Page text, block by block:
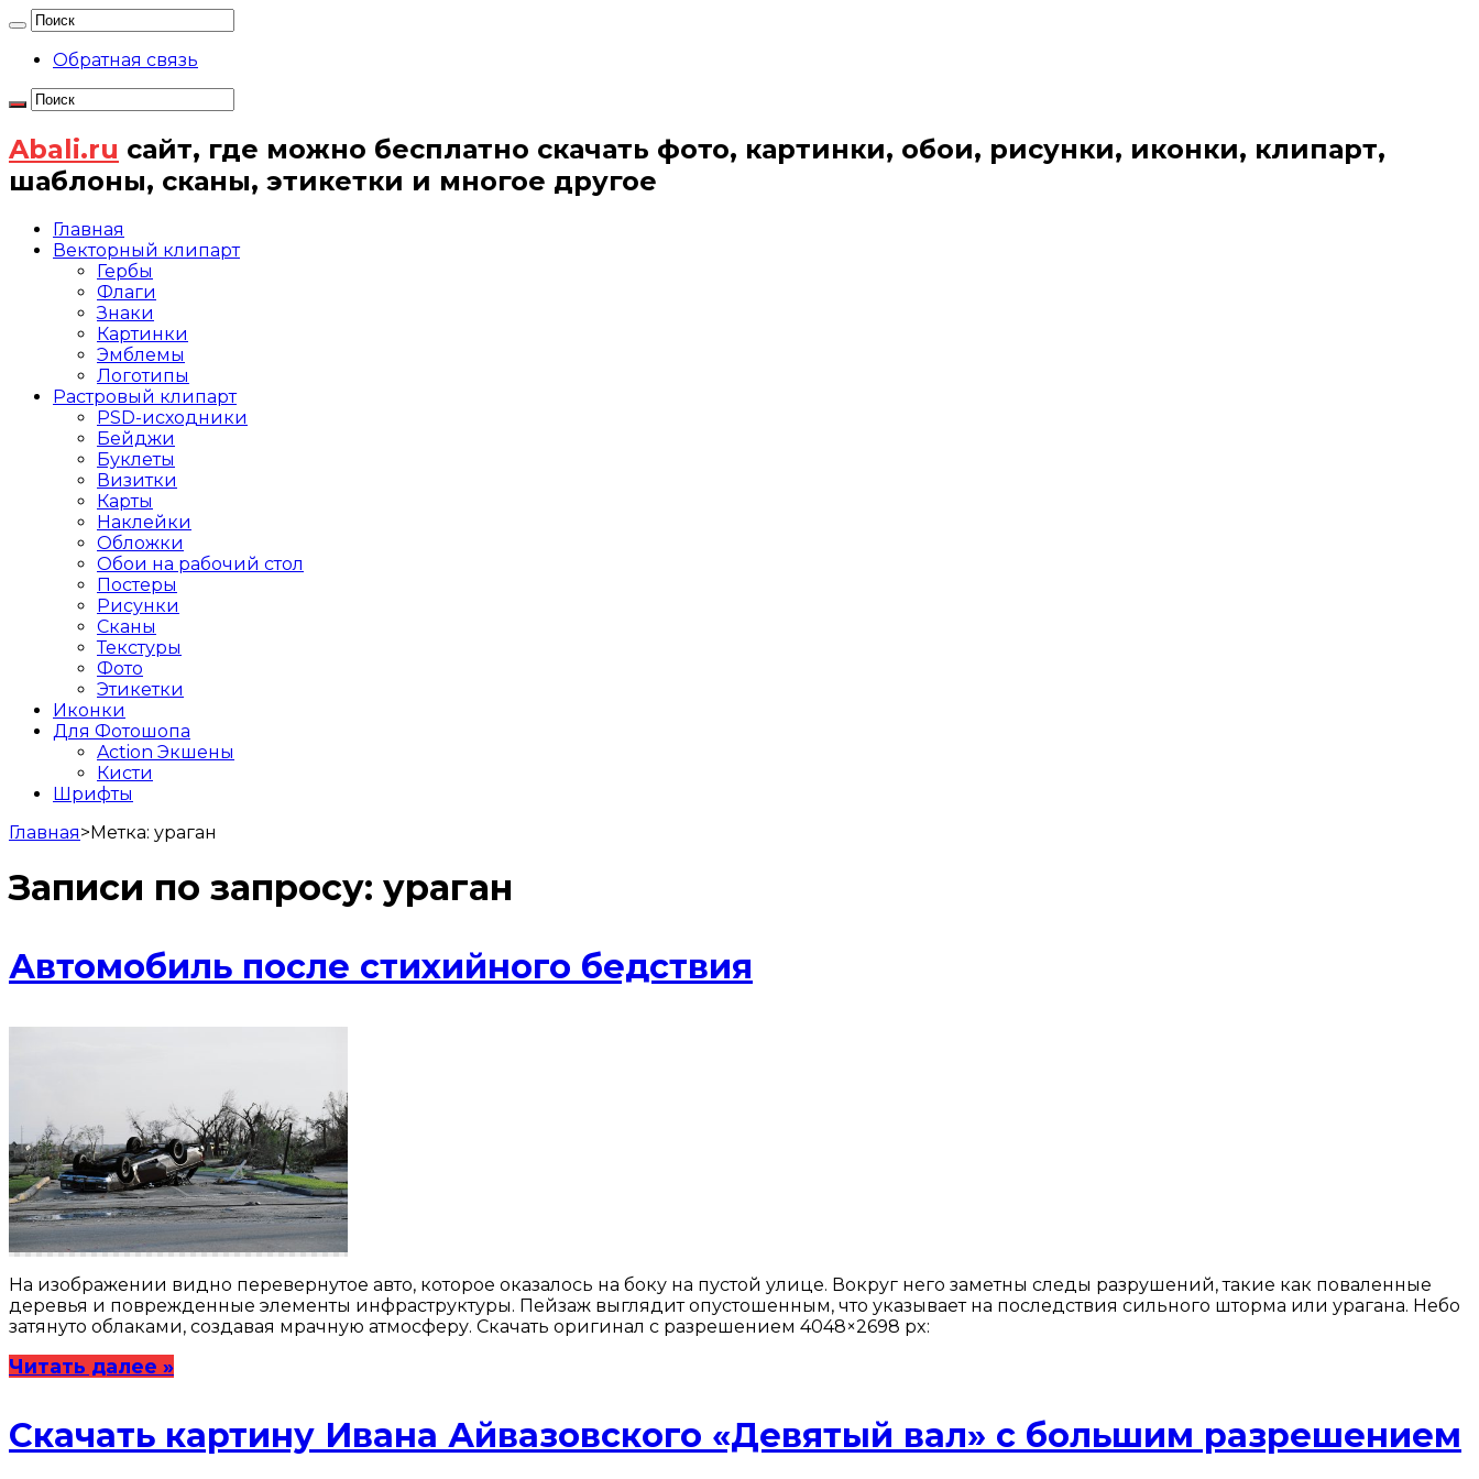
Обратная связь
Abali.ru сайт, где можно бесплатно скачать фото, картинки, обои, рисунки, иконки, клипарт,
шаблоны, сканы, этикетки и многое другое
Главная
Векторный клипарт
Гербы
Флаги
Знаки
Картинки
Эмблемы
Логотипы
Растровый клипарт
PSD-исходники
Бейджи
Буклеты
Визитки
Карты
Наклейки
Обложки
Обои на рабочий стол
Постеры
Рисунки
Сканы
Текстуры
Фото
Этикетки
Иконки
Для Фотошопа
Action Экшены
Кисти
Шрифты
Главная>Метка: ураган
Записи по запросу: ураган
Автомобиль после стихийного бедствия
На изображении видно перевернутое авто, которое оказалось на боку на пустой улице. Вокруг него заметны следы разрушений, такие как поваленные
деревья и поврежденные элементы инфраструктуры. Пейзаж выглядит опустошенным, что указывает на последствия сильного шторма или урагана. Небо
затянуто облаками, создавая мрачную атмосферу. Скачать оригинал с разрешением 4048×2698 px:
Читать далее »
Скачать картину Ивана Айвазовского «Девятый вал» с большим разрешением